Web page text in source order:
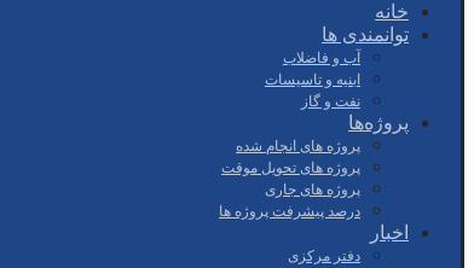
خانه
توانمندی ها
آب و فاضلاب
ابنیه و تاسیسات
نفت و گاز
پروژه‌ها
پروژه های انجام شده
پروژه های تحویل موقت
پروژه های جاری
درصد پیشرفت پروژه ها
اخبار
دفتر مرکزی